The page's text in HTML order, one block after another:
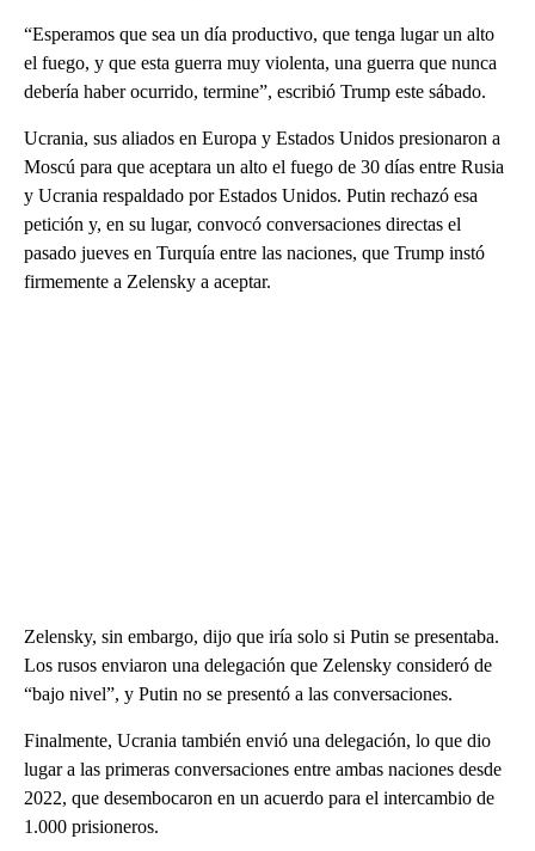
“Esperamos que sea un día productivo, que tenga lugar un alto
el fuego, y que esta guerra muy violenta, una guerra que nunca
debería haber ocurrido, termine”, escribió Trump este sábado.
Ucrania, sus aliados en Europa y Estados Unidos presionaron a
Moscú para que aceptara un alto el fuego de 30 días entre Rusia
y Ucrania respaldado por Estados Unidos. Putin rechazó esa
petición y, en su lugar, convocó conversaciones directas el
pasado jueves en Turquía entre las naciones, que Trump instó
firmemente a Zelensky a aceptar.
Zelensky, sin embargo, dijo que iría solo si Putin se presentaba.
Los rusos enviaron una delegación que Zelensky consideró de
“bajo nivel”, y Putin no se presentó a las conversaciones.
Finalmente, Ucrania también envió una delegación, lo que dio
lugar a las primeras conversaciones entre ambas naciones desde
2022, que desembocaron en un acuerdo para el intercambio de
1.000 prisioneros.